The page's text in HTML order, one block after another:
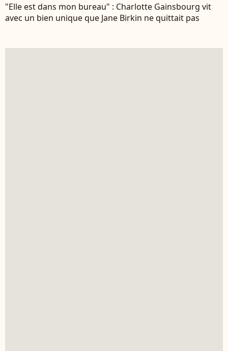
"Elle est dans mon bureau" : Charlotte Gainsbourg vit
avec un bien unique que Jane Birkin ne quittait pas